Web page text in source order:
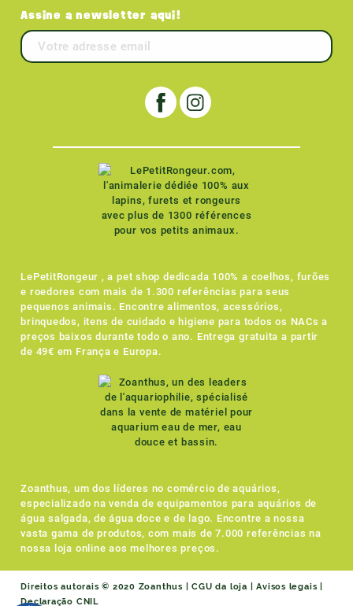
Assine a newsletter aqui!
LePetitRongeur , a pet shop dedicada 100% a coelhos, furões
e roedores com mais de 1.300 referências para seus
pequenos animais. Encontre alimentos, acessórios,
brinquedos, itens de cuidado e higiene para todos os NACs a
preços baixos durante todo o ano. Entrega gratuita a partir
de 49€ em França e Europa.
Zoanthus, um dos líderes no comércio de aquários,
especializado na venda de equipamentos para aquários de
água salgada, de água doce e de lago. Encontre a nossa
vasta gama de produtos, com mais de 7.000 referências na
nossa loja online aos melhores preços.
Direitos autorais © 2020 Zoanthus |CGU da loja |Avisos legais|
Declaração CNIL